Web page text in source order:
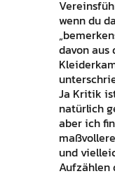
wenn du
davon aus
Ja Kritik
natürlich
aber ich
und
Aufzählen